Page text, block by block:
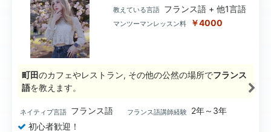
教えている言語 フランス語 + 他1言語
マンツーマンレッスン料 ￥4000
町田のカフェやレストラン, その他の公然の場所でフランス
語を教えます。
ネイティブ言語 フランス語 フランス語講師経験
2年～3年
初心者歓迎！